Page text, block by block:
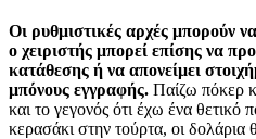
Οι ρυθμιστικές αρχές μπορούν
ο χειριστής μπορεί επίσης να
κατάθεσης ή να απονείμει
μπόνους εγγραφής. Παίζω πόκερ
και το γεγονός ότι έχω ένα θετικό
κερασάκι στην τούρτα, οι